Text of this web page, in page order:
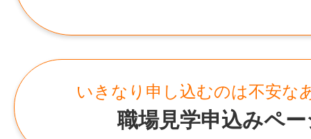
【 具体的には 】
・ボタン操作によるコーヒー抽出
・空きカップなどのごみ回収
・店内清掃、消毒作業
所在地
鹿児島県鹿児島市大黒町3-27
いきなり申し込むのは不安な
職場見学申込みペ